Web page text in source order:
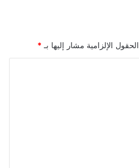
الحقول الإلزامية مشار إليها بـ *